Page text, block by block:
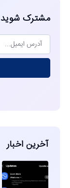
مشترک شوید
آخرین اخبار